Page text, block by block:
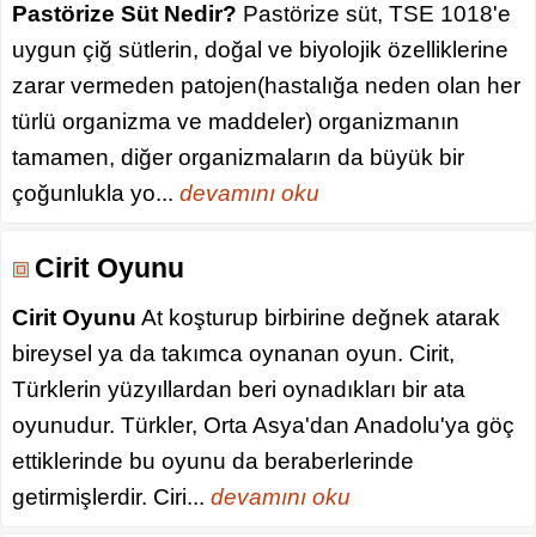
Pastörize Süt Nedir? Pastörize süt, TSE 1018'e
uygun çiğ sütlerin, doğal ve biyolojik özelliklerine
zarar vermeden patojen(hastalığa neden olan her
türlü organizma ve maddeler) organizmanın
tamamen, diğer organizmaların da büyük bir
çoğunlukla yo... devamını oku
Cirit Oyunu
Cirit Oyunu At koşturup birbirine değnek atarak
bireysel ya da takımca oynanan oyun. Cirit,
Türklerin yüzyıllardan beri oynadıkları bir ata
oyunudur. Türkler, Orta Asya'dan Anadolu'ya göç
ettiklerinde bu oyunu da beraberlerinde
getirmişlerdir. Ciri... devamını oku